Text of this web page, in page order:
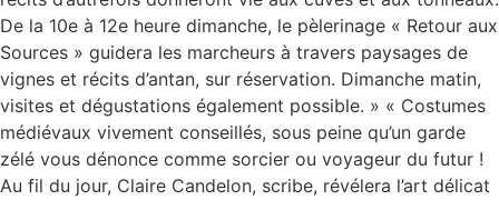
De la 10e à 12e heure dimanche, le pèlerinage « Retour aux
Sources » guidera les marcheurs à travers paysages de
vignes et récits d’antan, sur réservation. Dimanche matin,
visites et dégustations également possible. » « Costumes
médiévaux vivement conseillés, sous peine qu’un garde
zélé vous dénonce comme sorcier ou voyageur du futur !
Au fil du jour, Claire Candelon, scribe, révélera l’art délicat